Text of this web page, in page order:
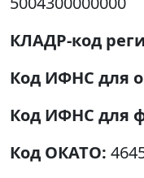
КЛАДР-код
Код ИФНС для
Код ИФНС для
Код ОКАТО: